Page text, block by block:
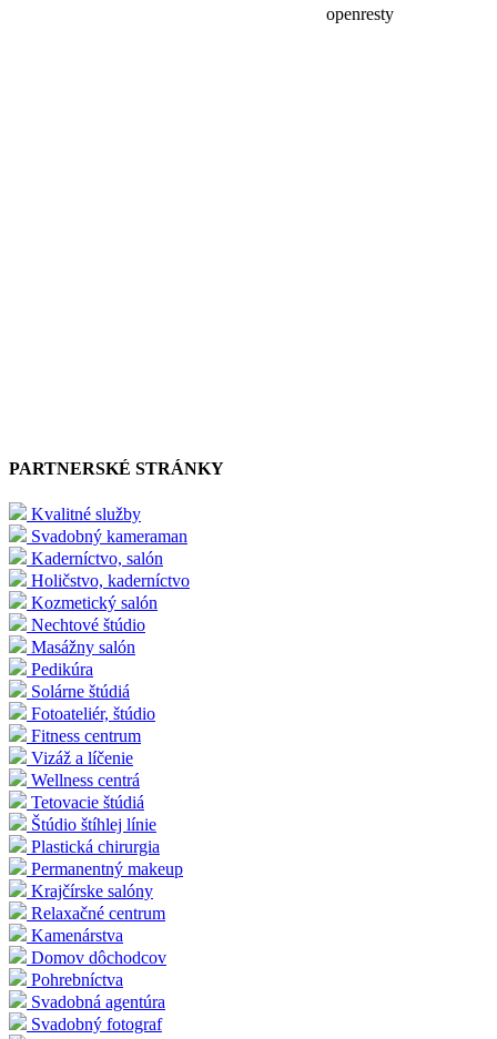
PARTNERSKÉ STRÁNKY
Kvalitné služby
Svadobný kameraman
Kaderníctvo, salón
Holičstvo, kaderníctvo
Kozmetický salón
Nechtové štúdio
Masážny salón
Pedikúra
Solárne štúdiá
Fotoateliér, štúdio
Fitness centrum
Vizáž a líčenie
Wellness centrá
Tetovacie štúdiá
Štúdio štíhlej línie
Plastická chirurgia
Permanentný makeup
Krajčírske salóny
Relaxačné centrum
Kamenárstva
Domov dôchodcov
Pohrebníctva
Svadobná agentúra
Svadobný fotograf